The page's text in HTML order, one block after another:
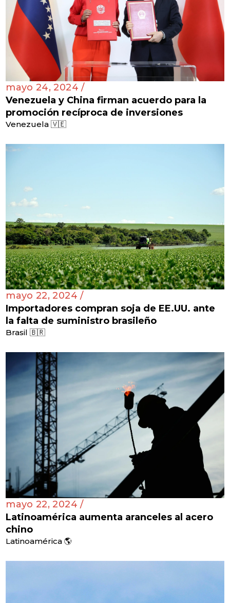
mayo 24, 2024 /
Venezuela y China firman acuerdo para la
promoción recíproca de inversiones
Venezuela 🇻🇪
mayo 22, 2024 /
Importadores compran soja de EE.UU. ante
la falta de suministro brasileño
Brasil 🇧🇷
mayo 22, 2024 /
Latinoamérica aumenta aranceles al acero
chino
Latinoamérica 🌎